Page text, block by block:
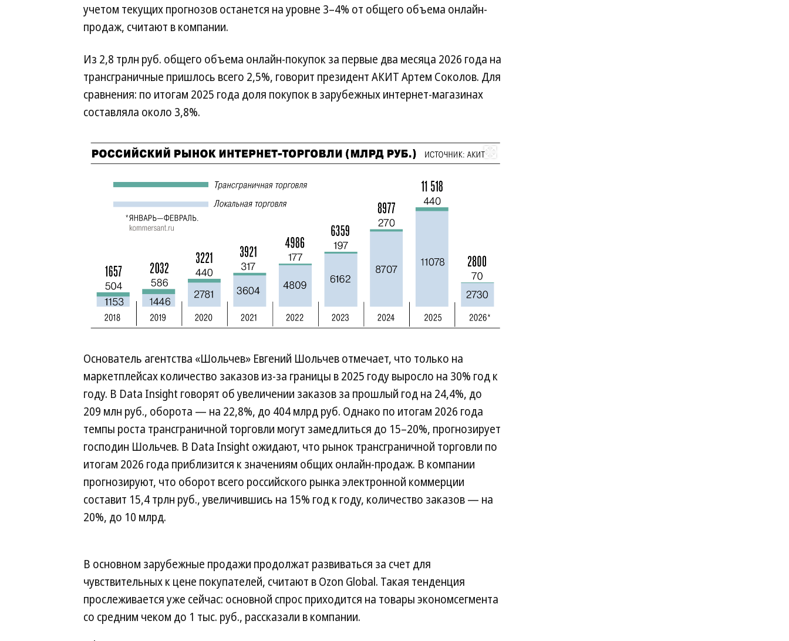
учетом текущих прогнозов останется на уровне 3–4% от общего объема онлайн-
продаж, считают в компании.
Из 2,8 трлн руб. общего объема онлайн-покупок за первые два месяца 2026 года на
трансграничные пришлось всего 2,5%, говорит президент АКИТ Артем Соколов. Для
сравнения: по итогам 2025 года доля покупок в зарубежных интернет-магазинах
составляла около 3,8%.
Развернуть на весь экран
Основатель агентства «Шольчев» Евгений Шольчев отмечает, что только на
маркетплейсах количество заказов из-за границы в 2025 году выросло на 30% год к
году. В Data Insight говорят об увеличении заказов за прошлый год на 24,4%, до
209 млн руб., оборота — на 22,8%, до 404 млрд руб. Однако по итогам 2026 года
темпы роста трансграничной торговли могут замедлиться до 15–20%, прогнозирует
господин Шольчев. В Data Insight ожидают, что рынок трансграничной торговли по
итогам 2026 года приблизится к значениям общих онлайн-продаж. В компании
прогнозируют, что оборот всего российского рынка электронной коммерции
составит 15,4 трлн руб., увеличившись на 15% год к году, количество заказов — на
20%, до 10 млрд.
В основном зарубежные продажи продолжат развиваться за счет для
чувствительных к цене покупателей, считают в Ozon Global. Такая тенденция
прослеживается уже сейчас: основной спрос приходится на товары экономсегмента
со средним чеком до 1 тыс. руб., рассказали в компании.